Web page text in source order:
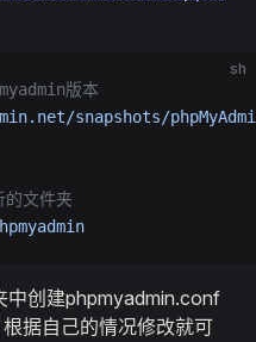
sh
版本
snapshots/
的文件夹
创建phpmyadmin.conf
据自己的情况修改就可